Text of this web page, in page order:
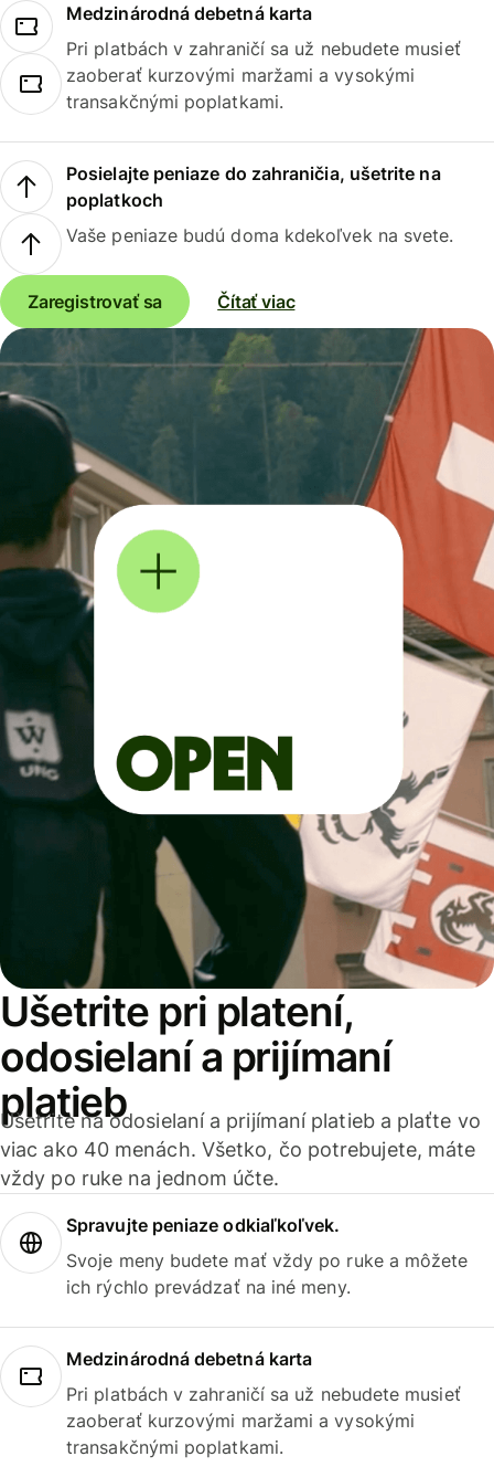
Medzinárodná debetná karta
Pri platbách v zahraničí sa už nebudete musieť
zaoberať kurzovými maržami a vysokými
transakčnými poplatkami.
Posielajte peniaze do zahraničia, ušetrite na
poplatkoch
Vaše peniaze budú doma kdekoľvek na svete.
Zaregistrovať sa Čítať viac
Ušetrite pri platení,
odosielaní a prijímaní
platieb
Ušetrite na odosielaní a prijímaní platieb a plaťte vo
viac ako 40 menách. Všetko, čo potrebujete, máte
vždy po ruke na jednom účte.
Spravujte peniaze odkiaľkoľvek.
Svoje meny budete mať vždy po ruke a môžete
ich rýchlo prevádzať na iné meny.
Medzinárodná debetná karta
Pri platbách v zahraničí sa už nebudete musieť
zaoberať kurzovými maržami a vysokými
transakčnými poplatkami.